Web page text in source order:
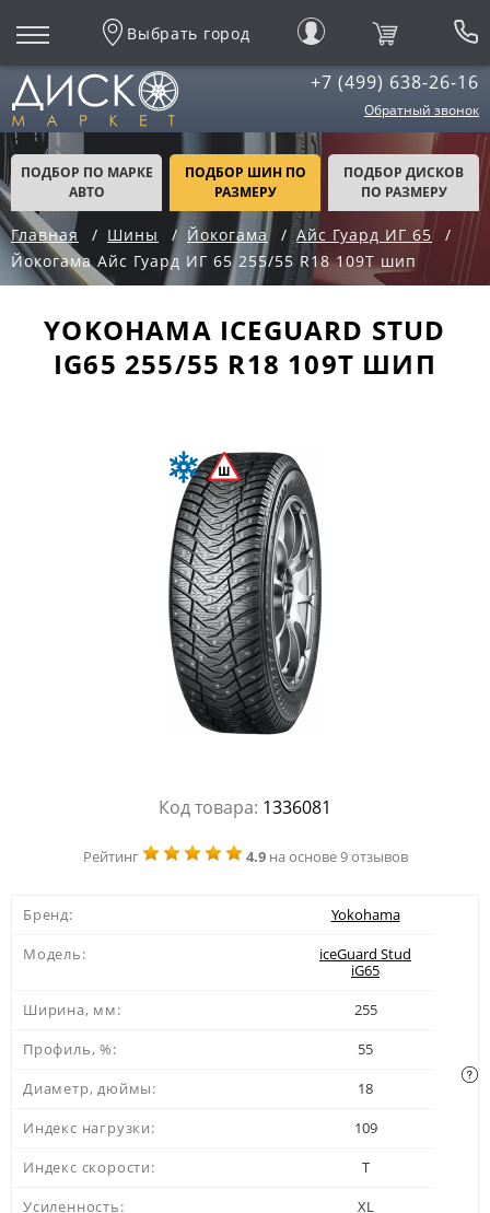
Выбрать город
+7 (499) 638-26-16
Обратный звонок
ПОДБОР ПО МАРКЕ
АВТО
ПОДБОР ШИН ПО
РАЗМЕРУ
ПОДБОР ДИСКОВ
ПО РАЗМЕРУ
Главная Шины Йокогама
Айс Гуард ИГ 65
Йокогама Айс Гуард ИГ 65 255/55 R18 109T шип
YOKOHAMA ICEGUARD STUD
IG65 255/55 R18 109T ШИП
Код товара: 1336081
Рейтинг 4.9на основе 9 отзывов
Бренд:
Yokohama
Модель:
iceGuard Stud
iG65
Ширина, мм:
255
Профиль, %:
55
Диаметр, дюймы:
18
Индекс нагрузки:
109
Индекс скорости:
T
Усиленность:
XL